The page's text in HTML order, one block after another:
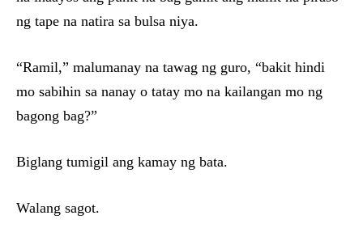
ng tape na natira sa bulsa niya.
“Ramil,” malumanay na tawag ng guro, “bakit hindi
mo sabihin sa nanay o tatay mo na kailangan mo ng
bagong bag?”
Biglang tumigil ang kamay ng bata.
Walang sagot.